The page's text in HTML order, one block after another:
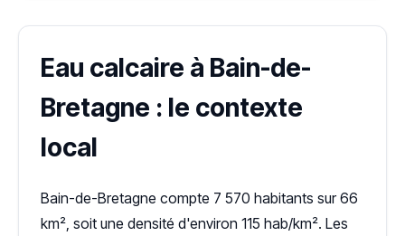
Eau calcaire à Bain-de-
Bretagne : le contexte
local
Bain-de-Bretagne compte 7 570 habitants sur 66
km², soit une densité d'environ 115 hab/km². Les